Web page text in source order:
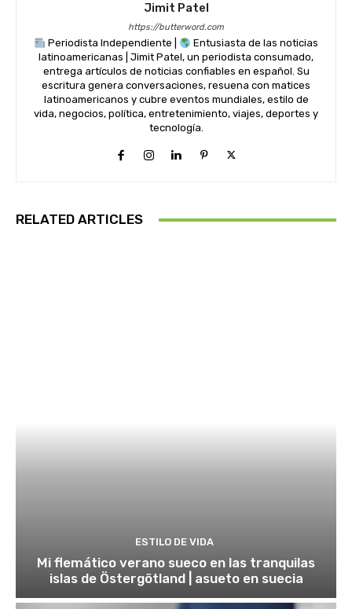
Jimit Patel
https://butterword.com
Periodista Independiente |
Entusiasta de las noticias
latinoamericanas | Jimit Patel, un periodista consumado,
entrega artículos de noticias confiables en español. Su
escritura genera conversaciones, resuena con matices
latinoamericanos y cubre eventos mundiales, estilo de
vida, negocios, política, entretenimiento, viajes, deportes y
tecnología.
RELATED ARTICLES
ESTILO DE VIDA
Mi flemático verano sueco en las tranquilas
islas de Östergötland | asueto en suecia